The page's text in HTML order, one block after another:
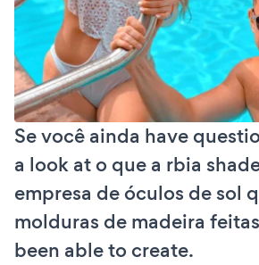
Se você ainda have
a look at o que a rbia
empresa de óculos de sol
molduras de madeira
been able to create.